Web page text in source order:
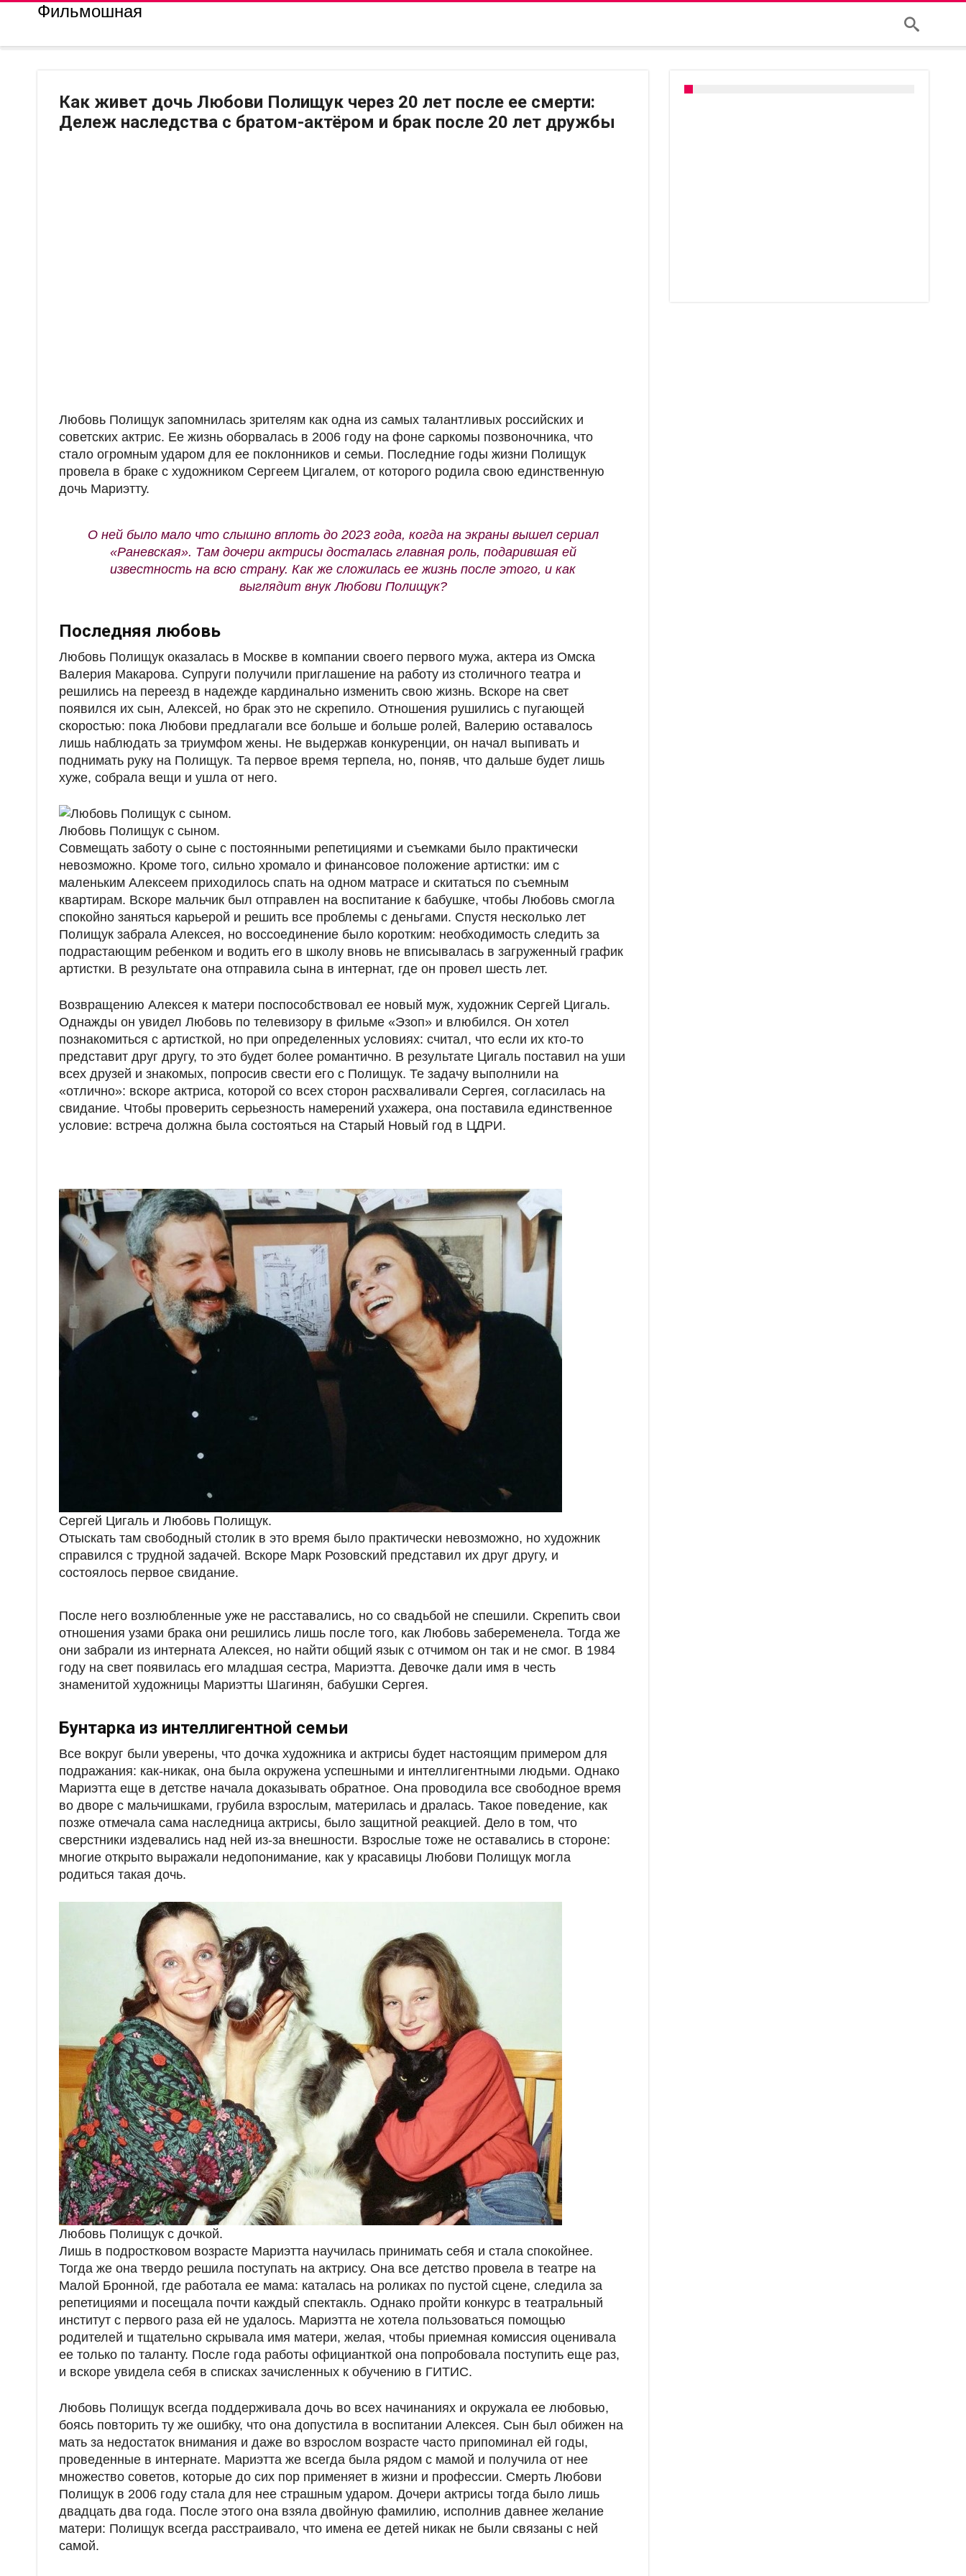
Фильмошная
Как живет дочь Любови Полищук через 20 лет после ее смерти:
Дележ наследства с братом-актёром и брак после 20 лет дружбы
Любовь Полищук запомнилась зрителям как одна из самых талантливых российских и
советских актрис. Ее жизнь оборвалась в 2006 году на фоне саркомы позвоночника, что
стало огромным ударом для ее поклонников и семьи. Последние годы жизни Полищук
провела в браке с художником Сергеем Цигалем, от которого родила свою единственную
дочь Мариэтту.
О ней было мало что слышно вплоть до 2023 года, когда на экраны вышел сериал
«Раневская». Там дочери актрисы досталась главная роль, подарившая ей
известность на всю страну. Как же сложилась ее жизнь после этого, и как
выглядит внук Любови Полищук?
Последняя любовь
Любовь Полищук оказалась в Москве в компании своего первого мужа, актера из Омска
Валерия Макарова. Супруги получили приглашение на работу из столичного театра и
решились на переезд в надежде кардинально изменить свою жизнь. Вскоре на свет
появился их сын, Алексей, но брак это не скрепило. Отношения рушились с пугающей
скоростью: пока Любови предлагали все больше и больше ролей, Валерию оставалось
лишь наблюдать за триумфом жены. Не выдержав конкуренции, он начал выпивать и
поднимать руку на Полищук. Та первое время терпела, но, поняв, что дальше будет лишь
хуже, собрала вещи и ушла от него.
Любовь Полищук с сыном.
Совмещать заботу о сыне с постоянными репетициями и съемками было практически
невозможно. Кроме того, сильно хромало и финансовое положение артистки: им с
маленьким Алексеем приходилось спать на одном матрасе и скитаться по съемным
квартирам. Вскоре мальчик был отправлен на воспитание к бабушке, чтобы Любовь смогла
спокойно заняться карьерой и решить все проблемы с деньгами. Спустя несколько лет
Полищук забрала Алексея, но воссоединение было коротким: необходимость следить за
подрастающим ребенком и водить его в школу вновь не вписывалась в загруженный график
артистки. В результате она отправила сына в интернат, где он провел шесть лет.
Возвращению Алексея к матери поспособствовал ее новый муж, художник Сергей Цигаль.
Однажды он увидел Любовь по телевизору в фильме «Эзоп» и влюбился. Он хотел
познакомиться с артисткой, но при определенных условиях: считал, что если их кто-то
представит друг другу, то это будет более романтично. В результате Цигаль поставил на уши
всех друзей и знакомых, попросив свести его с Полищук. Те задачу выполнили на
«отлично»: вскоре актриса, которой со всех сторон расхваливали Сергея, согласилась на
свидание. Чтобы проверить серьезность намерений ухажера, она поставила единственное
условие: встреча должна была состояться на Старый Новый год в ЦДРИ.
Сергей Цигаль и Любовь Полищук.
Отыскать там свободный столик в это время было практически невозможно, но художник
справился с трудной задачей. Вскоре Марк Розовский представил их друг другу, и
состоялось первое свидание.
После него возлюбленные уже не расставались, но со свадьбой не спешили. Скрепить свои
отношения узами брака они решились лишь после того, как Любовь забеременела. Тогда же
они забрали из интерната Алексея, но найти общий язык с отчимом он так и не смог. В 1984
году на свет появилась его младшая сестра, Мариэтта. Девочке дали имя в честь
знаменитой художницы Мариэтты Шагинян, бабушки Сергея.
Бунтарка из интеллигентной семьи
Все вокруг были уверены, что дочка художника и актрисы будет настоящим примером для
подражания: как-никак, она была окружена успешными и интеллигентными людьми. Однако
Мариэтта еще в детстве начала доказывать обратное. Она проводила все свободное время
во дворе с мальчишками, грубила взрослым, материлась и дралась. Такое поведение, как
позже отмечала сама наследница актрисы, было защитной реакцией. Дело в том, что
сверстники издевались над ней из-за внешности. Взрослые тоже не оставались в стороне:
многие открыто выражали недопонимание, как у красавицы Любови Полищук могла
родиться такая дочь.
Любовь Полищук с дочкой.
Лишь в подростковом возрасте Мариэтта научилась принимать себя и стала спокойнее.
Тогда же она твердо решила поступать на актрису. Она все детство провела в театре на
Малой Бронной, где работала ее мама: каталась на роликах по пустой сцене, следила за
репетициями и посещала почти каждый спектакль. Однако пройти конкурс в театральный
институт с первого раза ей не удалось. Мариэтта не хотела пользоваться помощью
родителей и тщательно скрывала имя матери, желая, чтобы приемная комиссия оценивала
ее только по таланту. После года работы официанткой она попробовала поступить еще раз,
и вскоре увидела себя в списках зачисленных к обучению в ГИТИС.
Любовь Полищук всегда поддерживала дочь во всех начинаниях и окружала ее любовью,
боясь повторить ту же ошибку, что она допустила в воспитании Алексея. Сын был обижен на
мать за недостаток внимания и даже во взрослом возрасте часто припоминал ей годы,
проведенные в интернате. Мариэтта же всегда была рядом с мамой и получила от нее
множество советов, которые до сих пор применяет в жизни и профессии. Смерть Любови
Полищук в 2006 году стала для нее страшным ударом. Дочери актрисы тогда было лишь
двадцать два года. После этого она взяла двойную фамилию, исполнив давнее желание
матери: Полищук всегда расстраивало, что имена ее детей никак не были связаны с ней
самой.